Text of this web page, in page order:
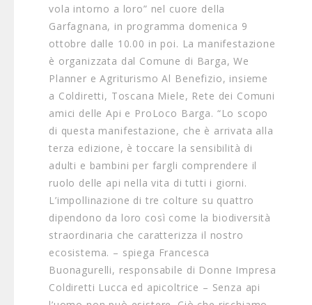
vola intorno a loro” nel cuore della
Garfagnana, in programma domenica 9
ottobre dalle 10.00 in poi. La manifestazione
è organizzata dal Comune di Barga, We
Planner e Agriturismo Al Benefizio, insieme
a Coldiretti, Toscana Miele, Rete dei Comuni
amici delle Api e ProLoco Barga. “Lo scopo
di questa manifestazione, che è arrivata alla
terza edizione, è toccare la sensibilità di
adulti e bambini per fargli comprendere il
ruolo delle api nella vita di tutti i giorni.
L’impollinazione di tre colture su quattro
dipendono da loro così come la biodiversità
straordinaria che caratterizza il nostro
ecosistema. – spiega Francesca
Buonagurelli, responsabile di Donne Impresa
Coldiretti Lucca ed apicoltrice – Senza api